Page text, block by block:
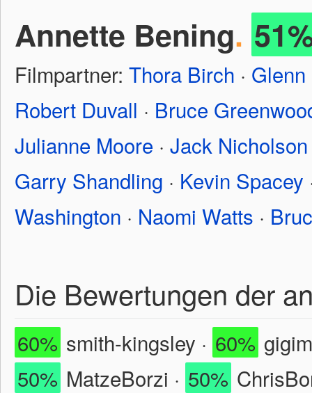
Annette Bening.
Filmpartner: Thora Birch ·
Robert Duvall · Bruce
Julianne Moore · Jack Nicholson
Garry Shandling · Kevin Spacey
Washington · Naomi Watts ·
Die Bewertungen der
60% smith-kingsley · 60%
50% MatzeBorzi · 50%